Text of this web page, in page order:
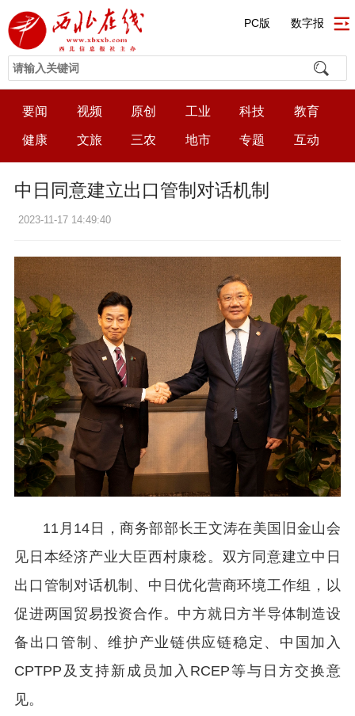
PC版 数字报
要闻 视频 原创 工业 科技 教育
健康 文旅 三农 地市 专题 互动
中日同意建立出口管制对话机制
2023-11-17 14:49:40
11月14日，商务部部长王文涛在美国旧金山会
见日本经济产业大臣西村康稔。双方同意建立中日
出口管制对话机制、中日优化营商环境工作组，以
促进两国贸易投资合作。中方就日方半导体制造设
备出口管制、维护产业链供应链稳定、中国加入
CPTPP及支持新成员加入RCEP等与日方交换意
见。